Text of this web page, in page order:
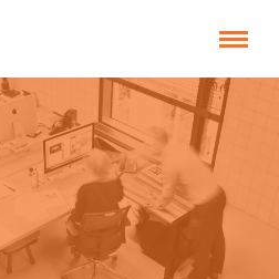
HOME
INSPIRATIE